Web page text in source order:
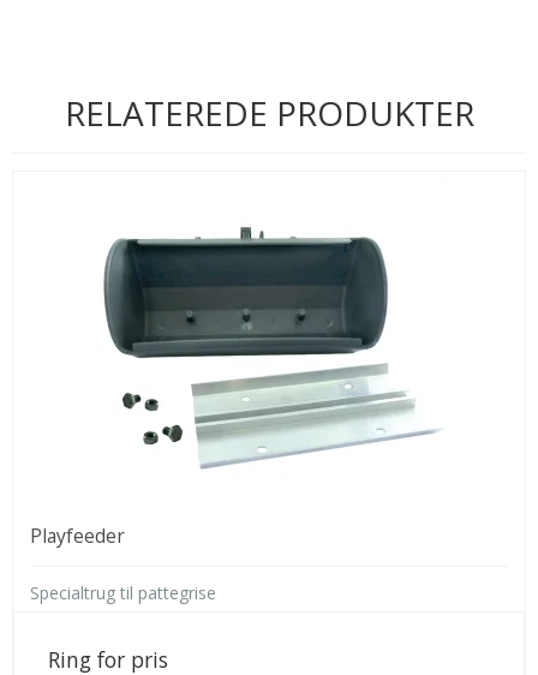
RELATEREDE PRODUKTER
Playfeeder
Specialtrug til pattegrise
Ring for pris